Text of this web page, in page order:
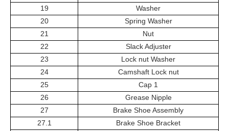
19
Washer
20
Spring Washer
21
Nut
22
Slack Adjuster
23
Lock nut Washer
24
Camshaft Lock nut
25
Cap 1
26
Grease Nipple
27
Brake Shoe Assembly
27.1
Brake Shoe Bracket